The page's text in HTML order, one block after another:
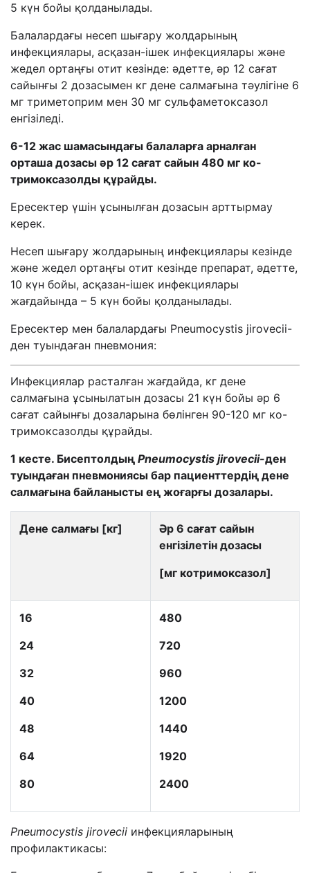
5 күн бойы қолданылады.
Балалардағы несеп шығару жолдарының
инфекциялары, асқазан-ішек инфекциялары және
жедел ортаңғы отит кезінде: әдетте, әр 12 сағат
сайынғы 2 дозасымен кг дене салмағына тәулігіне 6
мг триметоприм мен 30 мг сульфаметоксазол
енгізіледі.
6-12 жас шамасындағы балаларға арналған
орташа дозасы әр 12 сағат сайын 480 мг ко-
тримоксазолды құрайды.
Ересектер үшін ұсынылған дозасын арттырмау
керек.
Несеп шығару жолдарының инфекциялары кезінде
және жедел ортаңғы отит кезінде препарат, әдетте,
10 күн бойы, асқазан-ішек инфекциялары
жағдайында – 5 күн бойы қолданылады.
Ересектер мен балалардағы Pneumocystis jirovecii-
ден туындаған пневмония:
Инфекциялар расталған жағдайда, кг дене
салмағына ұсынылатын дозасы 21 күн бойы әр 6
сағат сайынғы дозаларына бөлінген 90-120 мг ко-
тримоксазолды құрайды.
1 кесте. Бисептолдың Pneumocystis jirovecii-ден
туындаған пневмониясы бар пациенттердің дене
салмағына байланысты ең жоғарғы дозалары.
Дене салмағы [кг]
Әр 6 сағат сайын
енгізілетін дозасы
[мг котримоксазол]
16
24
32
40
48
64
80
480
720
960
1200
1440
1920
2400
Pneumocystis jirovecii инфекцияларының
профилактикасы: